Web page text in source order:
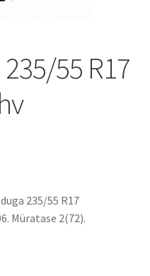
55 R17
235/55 R17
Müratase 2(72).